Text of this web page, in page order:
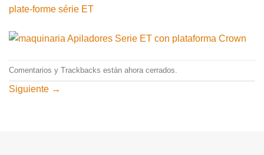
plate-forme série ET
Comentarios y Trackbacks están ahora cerrados.
Siguiente →